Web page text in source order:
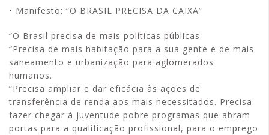
• Manifesto: “O BRASIL PRECISA DA CAIXA”
“O Brasil precisa de mais políticas públicas.
“Precisa de mais habitação para a sua gente e de mais
saneamento e urbanização para aglomerados
humanos.
“Precisa ampliar e dar eficácia às ações de
transferência de renda aos mais necessitados. Precisa
fazer chegar à juventude pobre programas que abram
portas para a qualificação profissional, para o emprego